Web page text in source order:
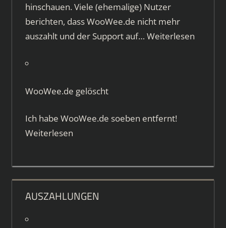
hinschauen. Viele (ehemalige) Nutzer
berichten, dass WooWee.de nicht mehr
auszahlt und der Support auf… Weiterlesen
WooWee.de gelöscht
Ich habe WooWee.de soeben entfernt!
Weiterlesen
AUSZAHLUNGEN